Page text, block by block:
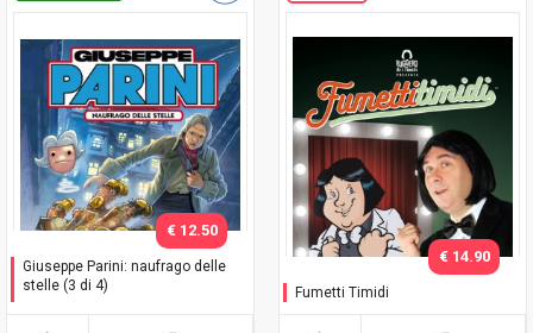
Giuseppe Parini: naufrago delle
stelle (3 di 4)
€ 12.50
Fumetti Timidi
€ 14.90